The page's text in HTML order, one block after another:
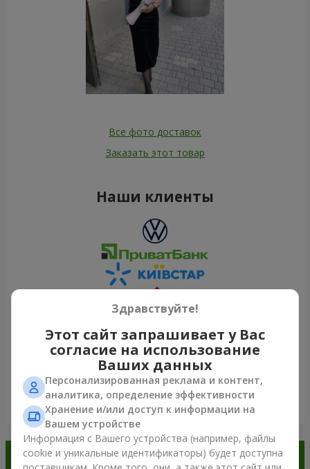
Все фото доставок
Заказать этот товар
Наши клиенты
Посмотреть все
Заказывайте в приложении
Здравствуйте!
Этот сайт запрашивает у Вас
согласие на использование
Ваших данных
Персонализированная реклама и контент,
аналитика, определение эффективности
Хранение и/или доступ к информации на
Вашем устройстве
Информация с Вашего устройства (например, файлы
cookie и уникальные идентификаторы) будет доступна